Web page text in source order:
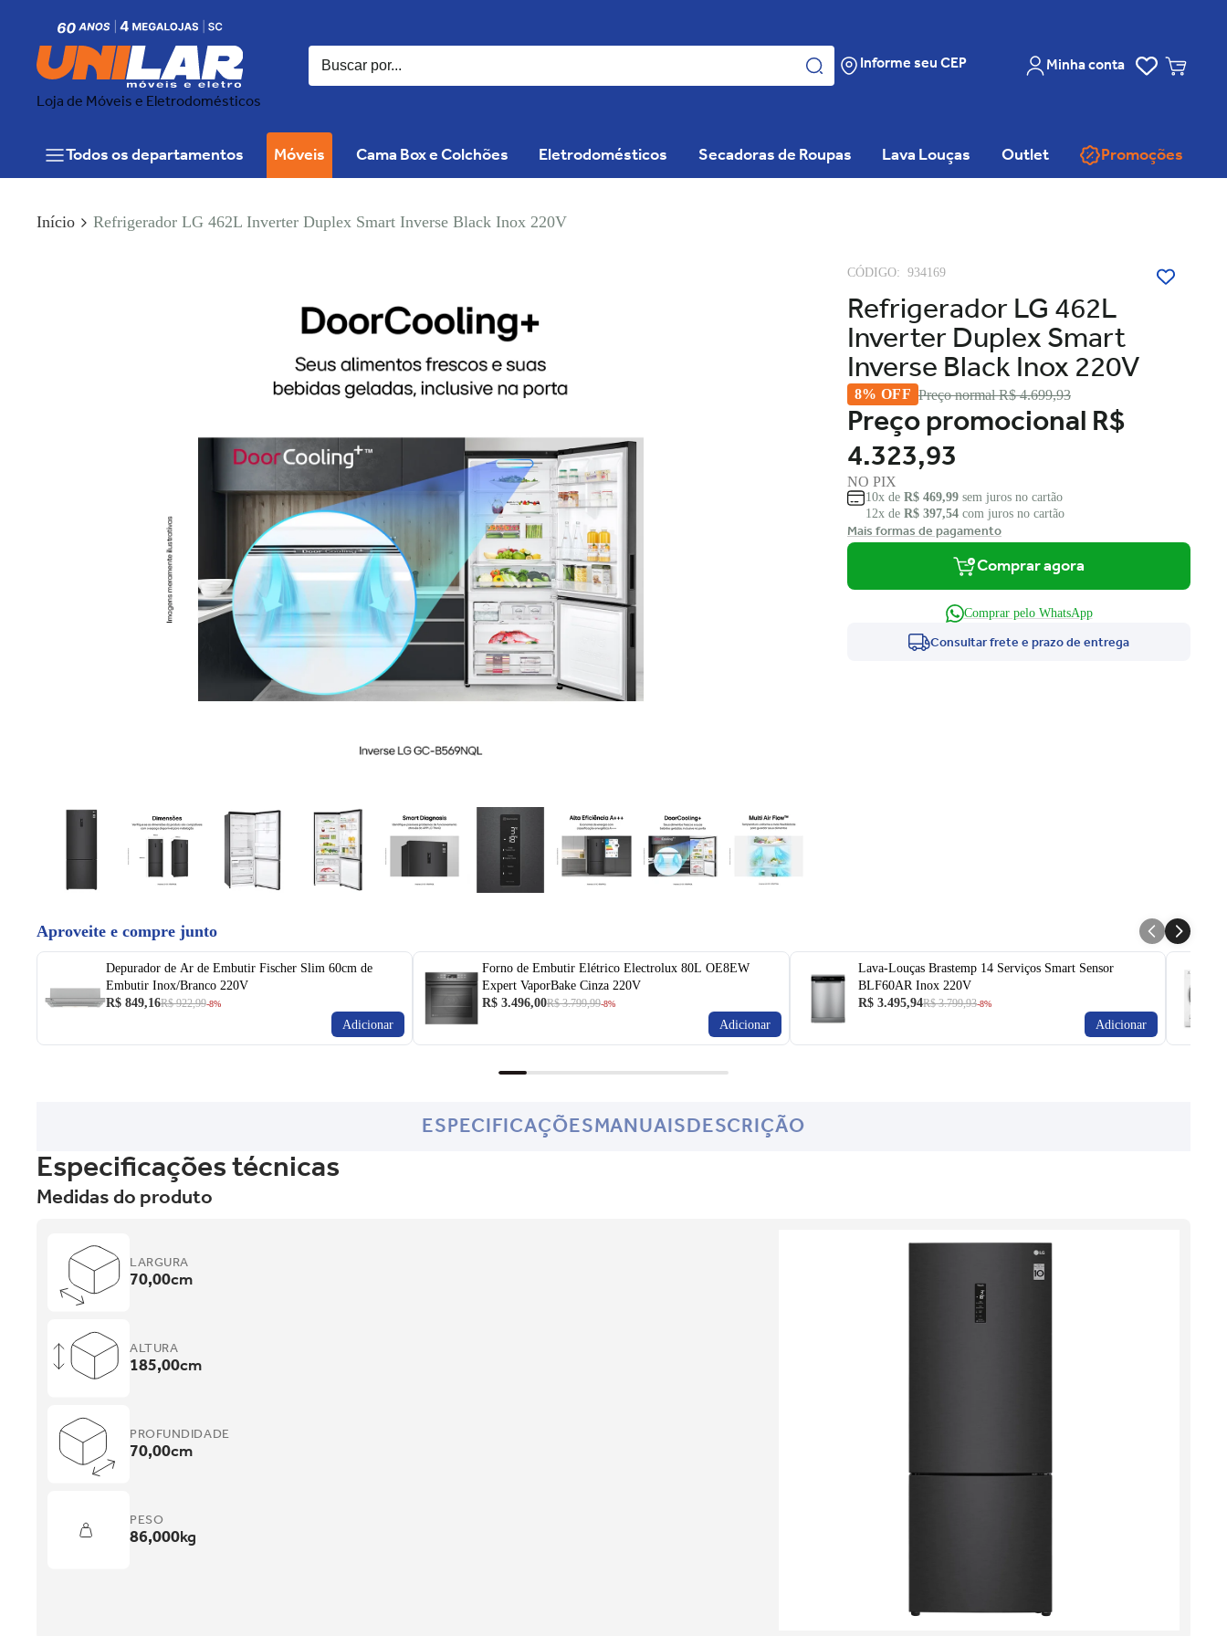
Loja de Móveis e Eletrodomésticos
Informe seu CEP Minha conta
Todos os departamentos Móveis Cama Box e Colchões Eletrodomésticos Secadoras de Roupas Lava Louças Outlet Promoções
Início Refrigerador LG 462L Inverter Duplex Smart Inverse Black Inox 220V
CÓDIGO: 934169
Refrigerador LG 462L
Inverter Duplex Smart
Inverse Black Inox 220V
8% OFF Preço normalR$ 4.699,93
Preço promocionalR$
4.323,93
NO PIX
10x de R$ 469,99 sem juros no cartão
12x de R$ 397,54 com juros no cartão
Mais formas de pagamento
Comprar agora
Comprar pelo WhatsApp
Consultar frete e prazo de entrega
Aproveite e compre junto
Depurador de Ar de Embutir Fischer Slim 60cm de
Embutir Inox/Branco 220V
R$ 849,16R$ 922,99-8%
Adicionar
Forno de Embutir Elétrico Electrolux 80L OE8EW
Expert VaporBake Cinza 220V
R$ 3.496,00R$ 3.799,99-8%
Adicionar
Lava-Louças Brastemp 14 Serviços Smart Sensor
BLF60AR Inox 220V
R$ 3.495,94R$ 3.799,93-8%
Adicionar
ESPECIFICAÇÕESMANUAISDESCRIÇÃO
Especificações técnicas
Medidas do produto
LARGURA
70,00cm
ALTURA
185,00cm
PROFUNDIDADE
70,00cm
PESO
86,000kg